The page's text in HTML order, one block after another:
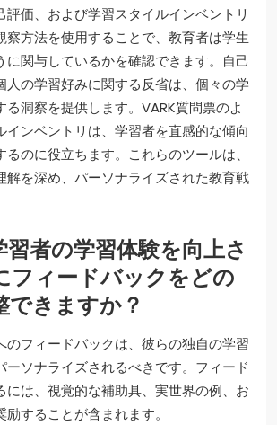
評価、および学習スタイルインベントリ
察方法を使用することで、教育者は学生
に関与しているかを確認できます。自己
人の学習好みに関する反省は、個々の学
る洞察を提供します。VARK質問票のよ
インベントリは、学習者を直感的な傾向
のに役立ちます。これらのツールは、
解を深め、パーソナライズされた教育戦
者の学習体験を向上さ
フィードバックをどの
できますか？
のフィードバックは、彼らの独自の学習
ーソナライズされるべきです。フィード
には、視覚的な補助具、実世界の例、お
することが含まれます。